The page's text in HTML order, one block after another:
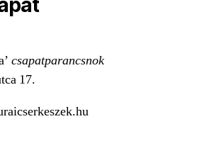
csapatparancsnok
17.